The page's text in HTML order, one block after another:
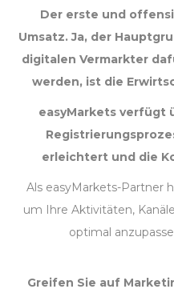
Der erste und
Umsatz. Ja, der
digitalen Vermarkter
werden, ist die
easyMarkets verfügt
erleichtert und die
Als easyMarkets-Partner
um Ihre Aktivitäten,
optimal
Greifen Sie auf